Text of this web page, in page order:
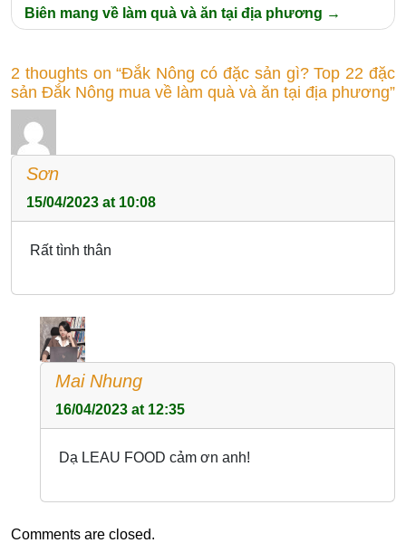
Biên mang về làm quà và ăn tại địa phương
2 thoughts on “Đắk Nông có đặc sản gì? Top 22 đặc
sản Đắk Nông mua về làm quà và ăn tại địa phương”
Sơn
15/04/2023 at 10:08
Rất tình thân
Mai Nhung
16/04/2023 at 12:35
Dạ LEAU FOOD cảm ơn anh!
Comments are closed.